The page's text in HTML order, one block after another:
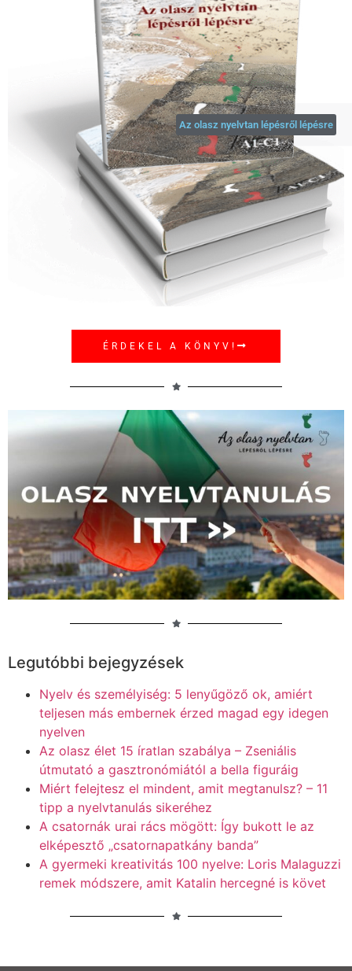
Az olasz nyelvtan lépésről lépésre
ÉRDEKEL A KÖNYV!
Legutóbbi bejegyzések
Nyelv és személyiség: 5 lenyűgöző ok, amiért
teljesen más embernek érzed magad egy idegen
nyelven
Az olasz élet 15 íratlan szabálya – Zseniális
útmutató a gasztronómiától a bella figuráig
Miért felejtesz el mindent, amit megtanulsz? – 11
tipp a nyelvtanulás sikeréhez
A csatornák urai rács mögött: Így bukott le az
elképesztő „csatornapatkány banda”
A gyermeki kreativitás 100 nyelve: Loris Malaguzzi
remek módszere, amit Katalin hercegné is követ